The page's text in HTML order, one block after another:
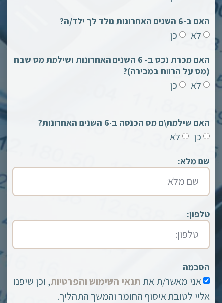
האם ב-6 השנים האחרונות נולד לך ילד/ה?
לא כן
האם מכרת נכס ב- 6 השנים האחרונות ושילמת מס שבח
(מס על הרווח במכירה)?
לא כן
האם שילמת\ם מס הכנסה ב-6 השנים האחרונות?
כן לא
שם מלא:
טלפון:
הסכמה
אני מאשר/ת את תנאי השימוש והפרטיות, וכן שיפנו
אליי לטובת איסוף החומר והמשך התהליך.